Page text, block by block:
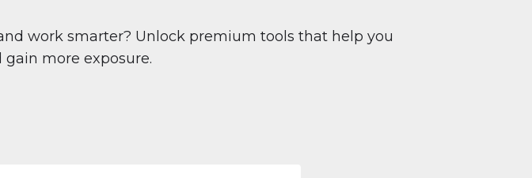
work smarter? Unlock premium tools that help you
gain more exposure.